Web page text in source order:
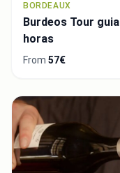
BORDEAUX
Burdeos Tour
horas
From 57€